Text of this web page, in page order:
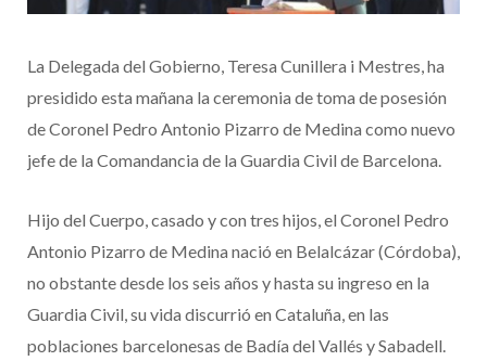
La Delegada del Gobierno, Teresa Cunillera i Mestres, ha
presidido esta mañana la ceremonia de toma de posesión
de Coronel Pedro Antonio Pizarro de Medina como nuevo
jefe de la Comandancia de la Guardia Civil de Barcelona.
Hijo del Cuerpo, casado y con tres hijos, el Coronel Pedro
Antonio Pizarro de Medina nació en Belalcázar (Córdoba),
no obstante desde los seis años y hasta su ingreso en la
Guardia Civil, su vida discurrió en Cataluña, en las
poblaciones barcelonesas de Badía del Vallés y Sabadell.